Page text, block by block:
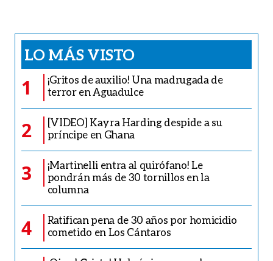
LO MÁS VISTO
1
¡Gritos de auxilio! Una madrugada de
terror en Aguadulce
2
[VIDEO] Kayra Harding despide a su
príncipe en Ghana
3
¡Martinelli entra al quirófano! Le
pondrán más de 30 tornillos en la
columna
4
Ratifican pena de 30 años por homicidio
cometido en Los Cántaros